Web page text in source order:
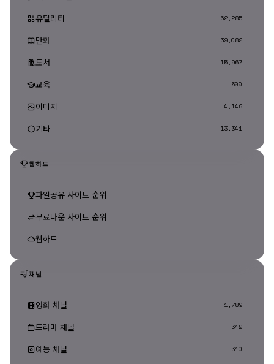
유틸리티 62,285
만화 39,082
도서 15,967
교육 500
이미지 4,149
기타 13,341
웹하드
파일공유 사이트 순위
무료다운 사이트 순위
웹하드
채널
영화 채널 1,789
드라마 채널 342
예능 채널 310